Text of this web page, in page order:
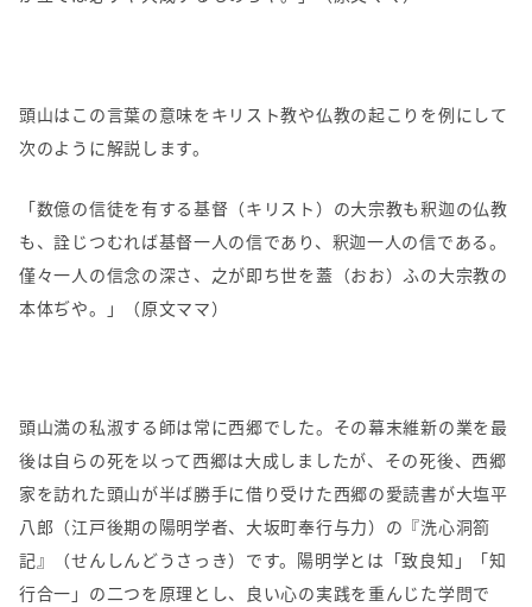
頭山はこの言葉の意味をキリスト教や仏教の起こりを例にして
次のように解説します。
「数億の信徒を有する基督（キリスト）の大宗教も釈迦の仏教
も、詮じつむれば基督一人の信であり、釈迦一人の信である。
僅々一人の信念の深さ、之が即ち世を蓋（おお）ふの大宗教の
本体ぢや。」（原文ママ）
頭山満の私淑する師は常に西郷でした。その幕末維新の業を最
後は自らの死を以って西郷は大成しましたが、その死後、西郷
家を訪れた頭山が半ば勝手に借り受けた西郷の愛読書が大塩平
八郎（江戸後期の陽明学者、大坂町奉行与力）の『洗心洞箚
記』（せんしんどうさっき）です。陽明学とは「致良知」「知
行合一」の二つを原理とし、良い心の実践を重んじた学問で